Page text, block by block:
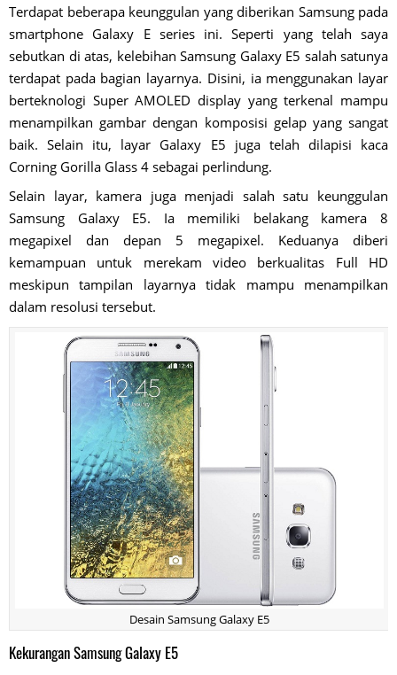
Terdapat beberapa keunggulan yang diberikan Samsung pada
smartphone Galaxy E series ini. Seperti yang telah saya
sebutkan di atas, kelebihan Samsung Galaxy E5 salah satunya
terdapat pada bagian layarnya. Disini, ia menggunakan layar
berteknologi Super AMOLED display yang terkenal mampu
menampilkan gambar dengan komposisi gelap yang sangat
baik. Selain itu, layar Galaxy E5 juga telah dilapisi kaca
Corning Gorilla Glass 4 sebagai perlindung.
Selain layar, kamera juga menjadi salah satu keunggulan
Samsung Galaxy E5. Ia memiliki belakang kamera 8
megapixel dan depan 5 megapixel. Keduanya diberi
kemampuan untuk merekam video berkualitas Full HD
meskipun tampilan layarnya tidak mampu menampilkan
dalam resolusi tersebut.
Desain Samsung Galaxy E5
Kekurangan Samsung Galaxy E5